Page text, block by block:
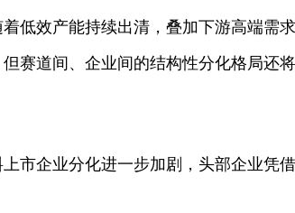
低效产能持续出清，叠加下游高端需
赛道间、企业间的结构性分化格局还将
市企业分化进一步加剧，头部企业凭